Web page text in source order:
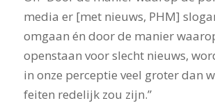
media er [met nieuws, PHM]
omgaan én door de manier
openstaan voor slecht nieuws,
in onze perceptie veel groter dan
feiten redelijk zou zijn.”